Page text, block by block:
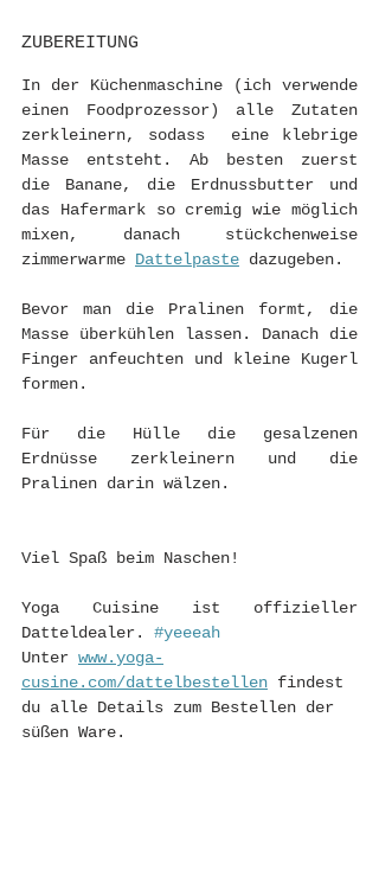
ZUBEREITUNG
In der Küchenmaschine (ich verwende
einen Foodprozessor) alle Zutaten
zerkleinern, sodass  eine klebrige
Masse entsteht. Ab besten zuerst
die Banane, die Erdnussbutter und
das Hafermark so cremig wie möglich
mixen, danach stückchenweise
zimmerwarme Dattelpaste dazugeben.
Bevor man die Pralinen formt, die
Masse überkühlen lassen. Danach die
Finger anfeuchten und kleine Kugerl
formen.
Für die Hülle die gesalzenen
Erdnüsse zerkleinern und die
Pralinen darin wälzen.
Viel Spaß beim Naschen!
Yoga Cuisine ist offizieller
Datteldealer. #yeeeah
Unter www.yoga-
cusine.com/dattelbestellen findest
du alle Details zum Bestellen der
süßen Ware.